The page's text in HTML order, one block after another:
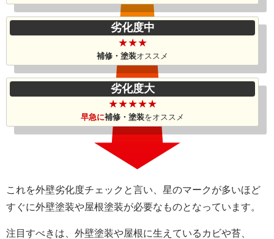
劣化度中
★★★
補修・塗装オススメ
劣化度大
★★★★★
早急に補修・塗装をオススメ
これを外壁劣化度チェックと言い、星のマークが多いほど
すぐに外壁塗装や屋根塗装が必要なものとなっています。
注目すべきは、外壁塗装や屋根に生えているカビや苔、